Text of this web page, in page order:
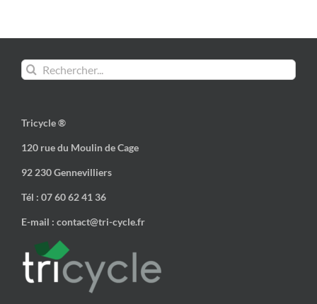
Rechercher:
Tricycle ®
120 rue du Moulin de Cage
92 230 Gennevilliers
Tél : 07 60 62 41 36
E-mail : contact@tri-cycle.fr